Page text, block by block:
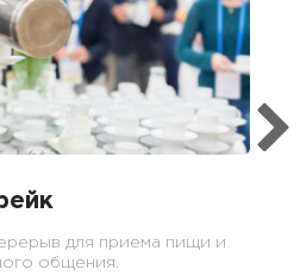
для приема пищи и
общения.